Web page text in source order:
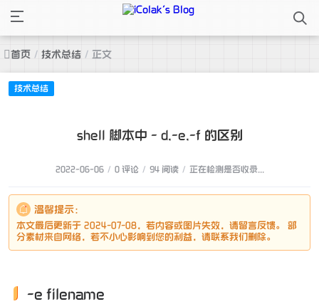
首页 / 技术总结 / 正文
技术总结
shell 脚本中 - d,-e,-f 的区别
2022-06-06 / 0 评论 / 94 阅读 / 正在检测是否收录...
温馨提示：
本文最后更新于 2024-07-08，若内容或图片失效，请留言反馈。 部
分素材来自网络，若不小心影响到您的利益，请联系我们删除。
-e filename